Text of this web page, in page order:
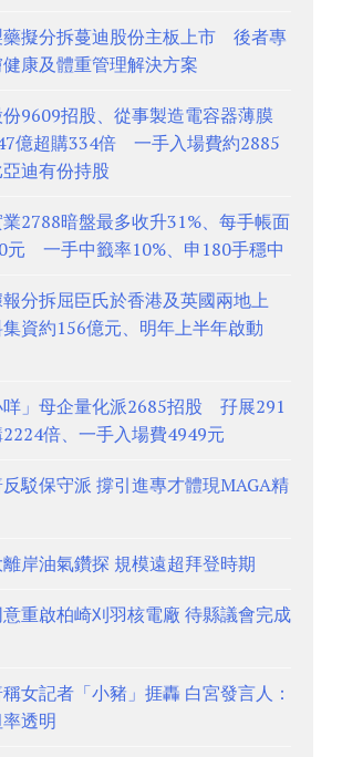
藥擬分拆蔓迪股份主板上市 後者專
康及體重管理解決方案
9609招股、從事製造電容器薄膜
億超購334倍 一手入場費約2885
迪有份持股
2788暗盤最多收升31%、每手帳面
元 一手中籤率10%、申180手穩中
分拆屈臣氏於香港及英國兩地上
資約156億元、明年上半年啟動
咩」母企量化派2685招股 孖展291
倍、一手入場費4949元
駁保守派 撐引進專才體現MAGA精
岸油氣鑽探 規模遠超拜登時期
重啟柏崎刈羽核電廠 待縣議會完成
女記者「小豬」捱轟 白宮發言人：
透明